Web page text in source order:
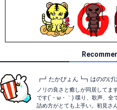
┏┛たかぴょん┗┓はののげ
ノリの良さと癒しが同居してま
です(´・ω・｀) 喋り、歌声、全
詰め方がとても上手い。初見さ